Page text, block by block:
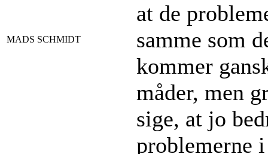
MADS SCHMIDT
at de
samme som
kommer
måder, men
sige, at jo
problemerne